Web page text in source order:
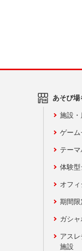
あそび場
施設
ゲーム
テー
体験
オフ
期間
ガシ
アス
施設